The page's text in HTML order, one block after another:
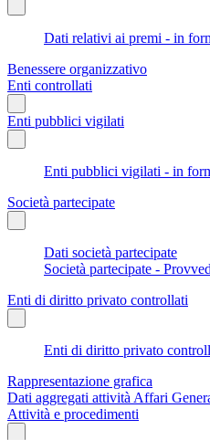
Dati relativi ai premi - in
Benessere organizzativo
Enti controllati
Enti pubblici vigilati
Enti pubblici vigilati - in
Società partecipate
Dati società partecipate
Società partecipate -
Enti di diritto privato controllati
Enti di diritto privato
Rappresentazione grafica
Dati aggregati attività Affari
Attività e procedimenti